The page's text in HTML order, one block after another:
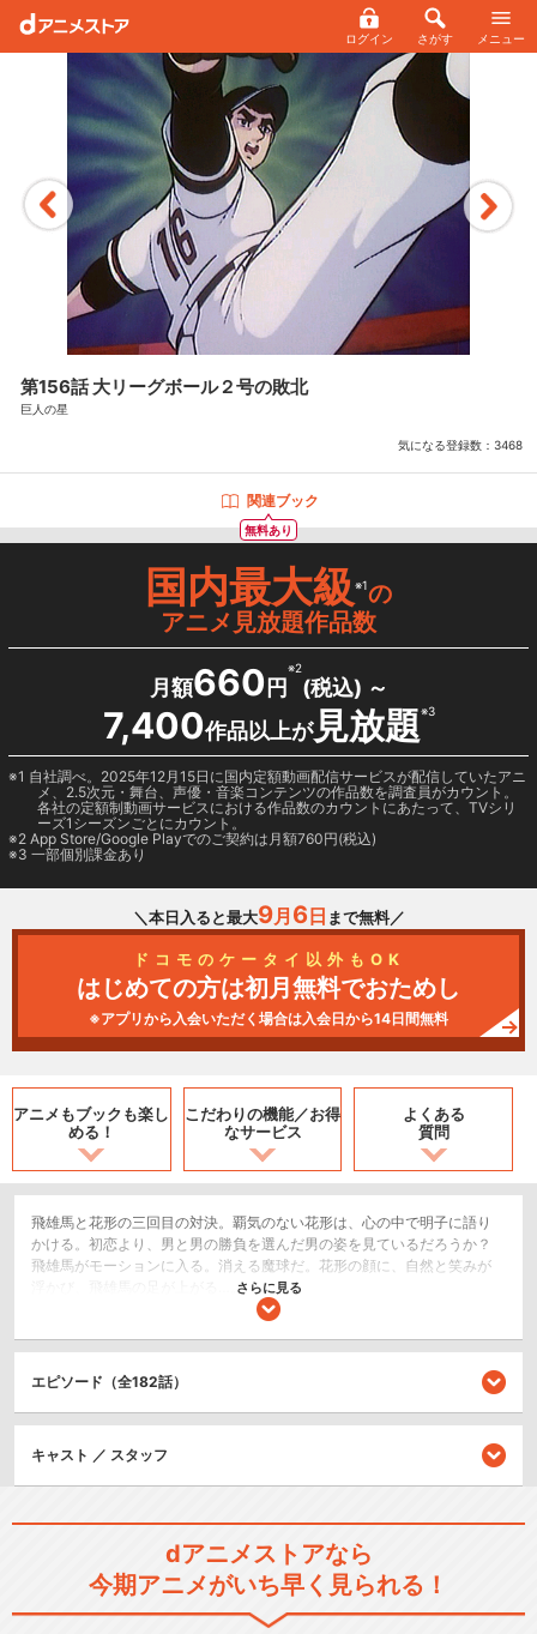
ログイン さがす メニュー
第156話 大リーグボール２号の敗北
巨人の星
気になる登録数： 3468
無料あり
関連ブック
国内最大級※1の
アニメ見放題作品数
月額660 円
※2
(税込) ～
7,400作品以上が見放題※3
1 自社調べ。2025年12月15日に国内定額動画配信サービスが配信していたアニ
メ、2.5次元・舞台、声優・音楽コンテンツの作品数を調査員がカウント。
各社の定額制動画サービスにおける作品数のカウントにあたって、TVシリ
ーズ1シーズンごとにカウント。
2 App Store/Google Playでのご契約は月額760円(税込)
3 一部個別課金あり
＼本日入ると最大9月 6日 まで無料／
ドコモのケータイ以外もOK
はじめての方は初月無料でおためし
※アプリから入会いただく場合は入会日から14日間無料
アニメもブックも楽し
める！
こだわりの機能／お得
なサービス
よくある
質問
飛雄馬と花形の三回目の対決。覇気のない花形は、心の中で明子に語り
かける。初恋より、男と男の勝負を選んだ男の姿を見ているだろうか？
飛雄馬がモーションに入る。消える魔球だ。花形の顔に、自然と笑みが
浮かび、飛雄馬の足が上がる…。
ドラマ/青春
シリーズ／関連のアニメ作品
新・巨人の星Ⅱ
さらに見る
エピソード（全182話）
キャスト ／ スタッフ
dアニメストアなら
今期アニメがいち早く見られる！